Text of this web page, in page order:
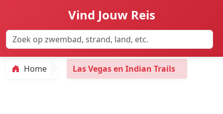
Vind Jouw Reis
Home Las Vegas en Indian Trails